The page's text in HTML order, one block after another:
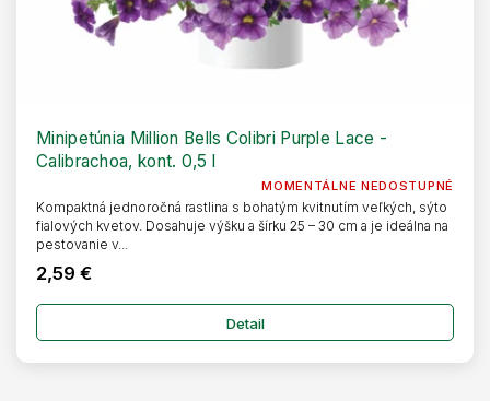
Minipetúnia Million Bells Colibri Purple Lace -
Calibrachoa, kont. 0,5 l
MOMENTÁLNE NEDOSTUPNÉ
2,59 €
Detail
Kompaktná jednoročná rastlina s bohatým kvitnutím veľkých, sýto
fialových kvetov. Dosahuje výšku a šírku 25 – 30 cm a je ideálna na
pestovanie v...